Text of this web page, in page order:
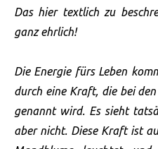
Das hier textlich zu
ganz ehrlich!
Die Energie fürs Leben
durch eine Kraft, die bei
genannt wird. Es sieht
aber nicht. Diese Kraft ist